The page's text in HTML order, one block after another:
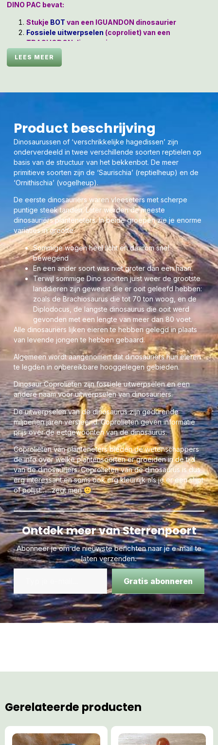
DINO PAC bevat:
Stukje BOT van een IGUANDON dinosaurier
Fossiele uitwerpselen (coproliet) van een
TRACHODON dinosaurier
Fragment van een
Kleine loep
hebben een structuur die dichter is dan van het bot van een
zoogdier en ze vertonen vaak een gelaagdheidspatroon in
dwarsdoorsnede dat nog nooit is gezien in het bot van een
zoogdier.
Voor meer info: lees links onderaan verder.
LEES MEER
Product beschrijving
Dinosaurussen of ‘verschrikkelijke hagedissen’ zijn
onderverdeeld in twee verschillende soorten reptielen op
basis van de structuur van het bekkenbot. De meer
primitieve soorten zijn de ‘Saurischia’ (reptielheup) en de
‘Ornithischia’ (vogelheup).
De eerste dinosauriërs waren vleeseters met scherpe
puntige steek tanden. Later werden de meeste
dinosauriërs planteneters. In beide groepen zie je enorme
variaties in grootte.
Sommige wogen heel licht en daarom snel
bewegend
En een ander soort was niet groter dan een haan.
Terwijl sommige Dino soorten juist weer de grootste
landdieren zijn geweest die er ooit geleefd hebben:
zoals de Brachiosaurus die tot 70 ton woog, en de
Diplodocus, de langste dinosaurus die ooit werd
gevonden met een lengte van meer dan 80 voet.
Alle dinosauriërs lijken eieren te hebben gelegd in plaats
van levende jongen te hebben gebaard.
Algemeen wordt aangenomen dat dinosauriërs hun eieren
te legden in onbereikbare hooggelegen gebieden.
Dinosaur Coprolieten zijn fossiele uitwerpselen en een
andere naam voor uitwerpselen van dinosauriërs.
De uitwerpselen van de dinosaurus zijn gedurende
miljoenen jaren versteend. Coprolieten geven informatie
prijs over de eetgewoonten van de dinosaurus.
Coprolieten van planteneters bieden de wetenschappers
de info over welke plantensoorten er groeiden in de tijd
van de dinosauriërs. Coprolieten van de dinosaurus is dus
erg interessant en soms ook erg kleurrijk als je er een slijpt
of polijst……zegt men
Ontdek meer van Sterrenpoort
Abonneer je om de nieuwste berichten naar je e-mail te
laten verzenden.
Gratis abonneren
Gerelateerde producten